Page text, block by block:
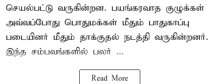
செயல்பட்டு வருகின்றன. பயங்கரவாத குழுக்கள்
அவ்வப்போது பொதுமக்கள் மீதும் பாதுகாப்பு
படையினர் மீதும் தாக்குதல் நடத்தி வருகின்றனர்.
இந்த சம்பவங்களில் பலர் ...
Read More